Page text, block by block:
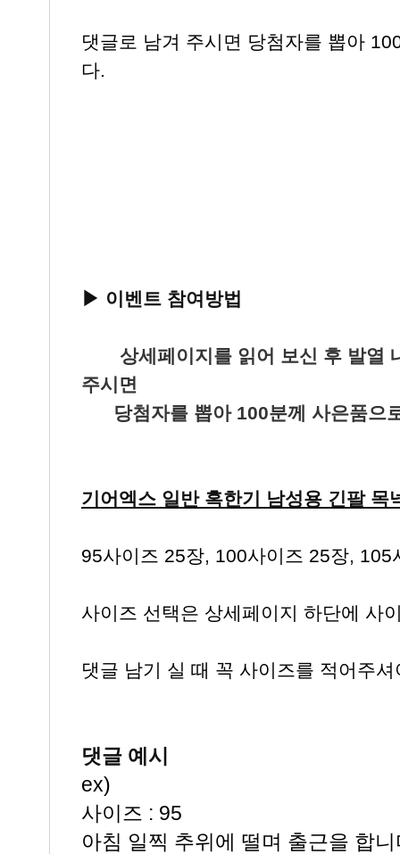
댓글로 남겨 주시면 당첨자를 뽑아
다.
▶ 이벤트 참여방법
상세페이지를 읽어 보신 후 발열
주시면
당첨자를 뽑아 100분께 사은품으
기어엑스 일반 혹한기 남성용 긴팔 목
95사이즈 25장, 100사이즈 25장,
사이즈 선택은 상세페이지 하단에 사
댓글 남기 실 때 꼭 사이즈를 적어주
댓글 예시
ex)
사이즈 : 95
아침 일찍 추위에 떨며 출근을 합니